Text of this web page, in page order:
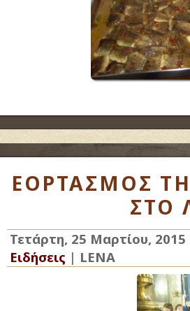
ΕΟΡΤΑΣΜΟΣ
ΣΤΟ
Τετάρτη, 25 Μαρτίου, 2015
Ειδήσεις | LENA